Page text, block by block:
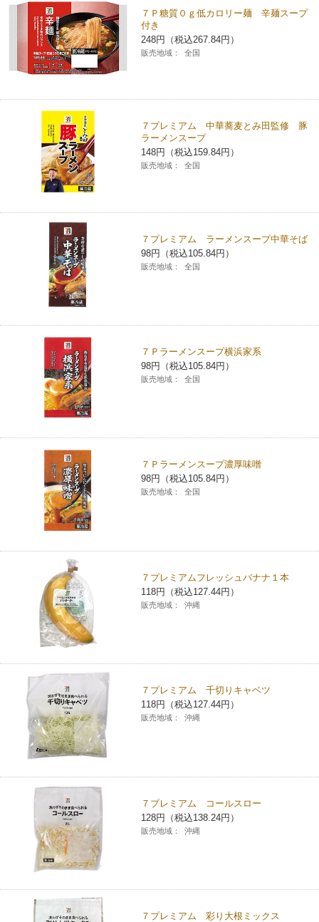
学び・教育
宅配ロッカー（店舗限定）
自転車シェアリング（店舗限定）
モバイルバッテリーシェアリング（店舗限定）
モバイルWi-Fiバッテリーシェアリング（店舗限定）
荷物預かりサービス「ecbocloakエクボクローク」（店舗限定）
パウダースペース ラブン（店舗限定）
ソフトバンクギフト
セブン-イレブンの横顔
セブン-イレブンの歴史
７Ｐ糖質０ｇ低カロリー麺 辛麺スープ
付き
248円（税込267.84円）
販売地域： 全国
７プレミアム 中華蕎麦とみ田監修 豚
ラーメンスープ
148円（税込159.84円）
販売地域： 全国
７プレミアム ラーメンスープ中華そば
98円（税込105.84円）
販売地域： 全国
７Ｐラーメンスープ横浜家系
98円（税込105.84円）
販売地域： 全国
７Ｐラーメンスープ濃厚味噌
98円（税込105.84円）
販売地域： 全国
７プレミアムフレッシュバナナ１本
118円（税込127.44円）
販売地域： 沖縄
７プレミアム 千切りキャベツ
118円（税込127.44円）
販売地域： 沖縄
７プレミアム コールスロー
128円（税込138.24円）
販売地域： 沖縄
７プレミアム 彩り大根ミックス